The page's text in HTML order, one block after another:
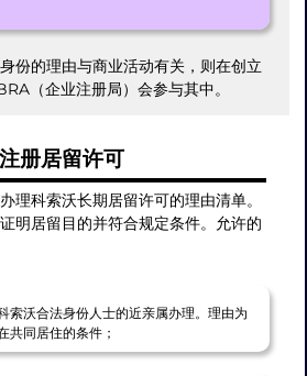
份的理由与商业活动有关，则在创立
（企业注册局）会参与其中。
册居留许可
理科索沃长期居留许可的理由清单。
明居留目的并符合规定条件。允许的
沃合法身份人士的近亲属办理。理由为
共同居住的条件；